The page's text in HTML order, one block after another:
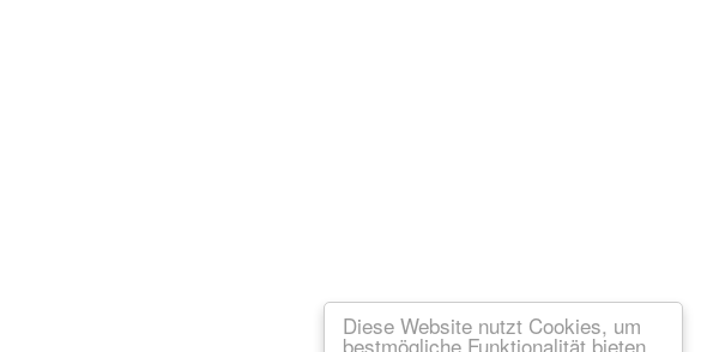
Diese Website nutzt Cookies, um
bestmögliche Funktionalität bieten